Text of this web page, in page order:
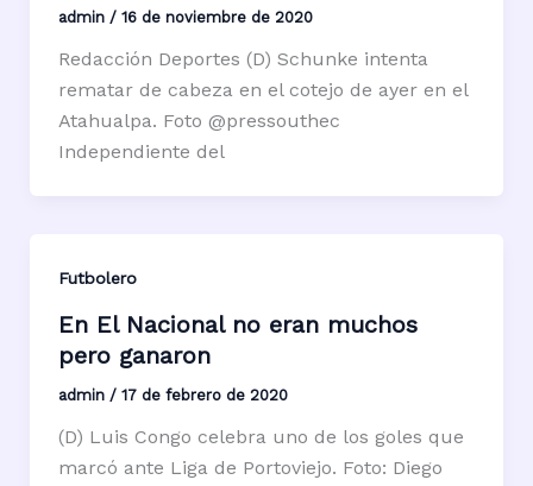
admin / 16 de noviembre de 2020
Redacción Deportes (D) Schunke intenta
rematar de cabeza en el cotejo de ayer en el
Atahualpa. Foto @pressouthec
Independiente del
Futbolero
En El Nacional no eran muchos
pero ganaron
admin / 17 de febrero de 2020
(D) Luis Congo celebra uno de los goles que
marcó ante Liga de Portoviejo. Foto: Diego